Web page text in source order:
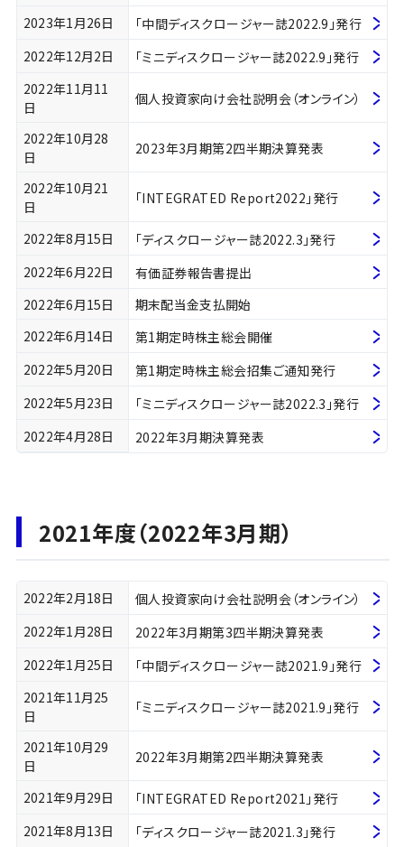
2023年1月26日
「中間ディスクロージャー誌2022.9」発行
2022年12月2日
「ミニディスクロージャー誌2022.9」発行
2022年11月11
日
個人投資家向け会社説明会（オンライン）
2022年10月28
日
2023年3月期第2四半期決算発表
2022年10月21
日
「INTEGRATED Report2022」発行
2022年8月15日
「ディスクロージャー誌2022.3」発行
2022年6月22日
有価証券報告書提出
2022年6月15日
期末配当金支払開始
2022年6月14日
第1期定時株主総会開催
2022年5月20日
第1期定時株主総会招集ご通知発行
2022年5月23日
「ミニディスクロージャー誌2022.3」発行
2022年4月28日
2022年3月期決算発表
2021年度（2022年3月期）
2022年2月18日
個人投資家向け会社説明会（オンライン）
2022年1月28日
2022年3月期第3四半期決算発表
2022年1月25日
「中間ディスクロージャー誌2021.9」発行
2021年11月25
日
「ミニディスクロージャー誌2021.9」発行
2021年10月29
日
2022年3月期第2四半期決算発表
2021年9月29日
「INTEGRATED Report2021」発行
2021年8月13日
「ディスクロージャー誌2021.3」発行